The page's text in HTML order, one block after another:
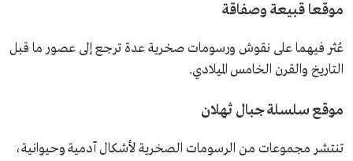
موقعا قبيعة وصفاقة
عُثر فيهما على نقوش ورسومات صخرية عدة ترجع إلى عصور ما قبل
التاريخ والقرن الخامس الميلادي.
موقع سلسلة جبال ثهلان
تنتشر مجموعات من الرسومات الصخرية لأشكال آدمية وحيوانية،